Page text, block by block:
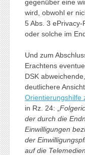
gegenüber eine
wird, obwohl er
5 Abs. 3
oder solche im
Und zum
Erachtens
DSK
deutlichere
Orientierungshilfe
in Rz. 24: „
der durch die
Einwilligungen
der
auf die